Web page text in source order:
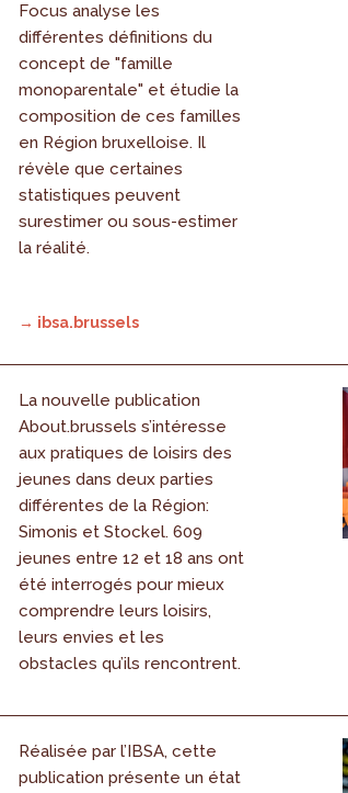
Focus analyse les
différentes définitions du
concept de "famille
monoparentale" et étudie la
composition de ces familles
en Région bruxelloise. Il
révèle que certaines
statistiques peuvent
surestimer ou sous-estimer
la réalité.
→ ibsa.brussels
La nouvelle publication
About.brussels s’intéresse
aux pratiques de loisirs des
jeunes dans deux parties
différentes de la Région:
Simonis et Stockel. 609
jeunes entre 12 et 18 ans ont
été interrogés pour mieux
comprendre leurs loisirs,
leurs envies et les
obstacles qu’ils rencontrent.
Réalisée par l’IBSA, cette
publication présente un état